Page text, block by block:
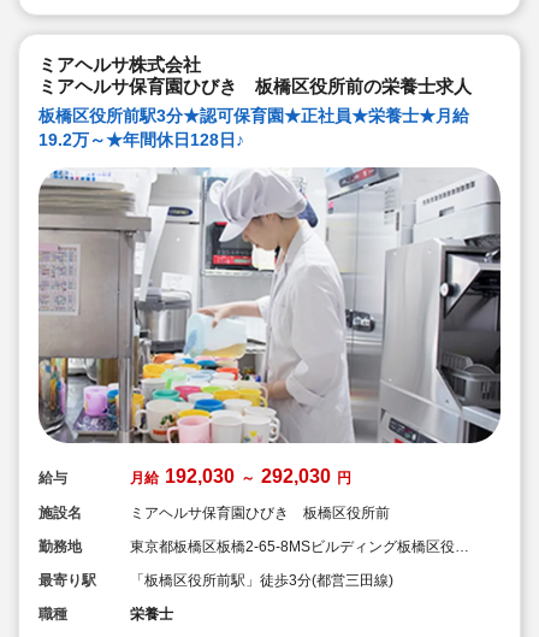
ミアヘルサ株式会社
ミアヘルサ保育園ひびき 板橋区役所前の栄養士求人
板橋区役所前駅3分★認可保育園★正社員★栄養士★月給
19.2万～★年間休日128日♪
給与 月給 192,030 ～ 292,030 円
施設名
ミアヘルサ保育園ひびき 板橋区役所前
勤務地
東京都板橋区板橋2-65-8MSビルディング板橋区役所
最寄り駅
「板橋区役所前駅」徒歩3分(都営三田線)
職種
栄養士